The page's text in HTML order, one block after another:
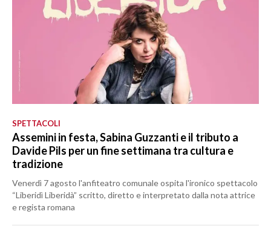
SPETTACOLI
Assemini in festa, Sabina Guzzanti e il tributo a
Davide Pils per un fine settimana tra cultura e
tradizione
Venerdì 7 agosto l'anfiteatro comunale ospita l'ironico spettacolo
“Liberidì Liberidà” scritto, diretto e interpretato dalla nota attrice
e regista romana